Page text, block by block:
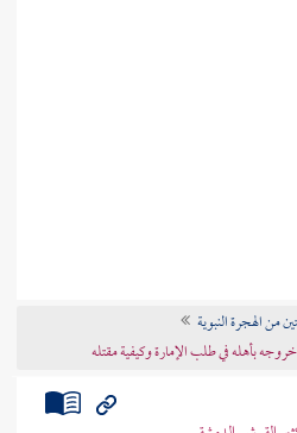
من الهجرة النبوية
بأهله في طلب الإمارة وكيفية مقتله